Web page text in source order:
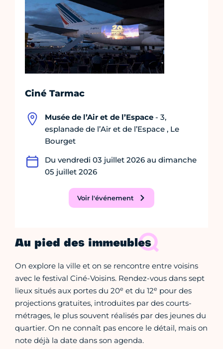
Ciné Tarmac
Musée de l’Air et de l’Espace - 3,
esplanade de l’Air et de l’Espace , Le
Bourget
Du vendredi 03 juillet 2026 au dimanche
05 juillet 2026
Voir l'événement
Au pied des immeubles
On explore la ville et on se rencontre entre voisins
avec le festival Ciné-Voisins. Rendez-vous dans sept
lieux situés aux portes du 20e et du 12e pour des
projections gratuites, introduites par des courts-
métrages, le plus souvent réalisés par des jeunes du
quartier. On ne connaît pas encore le détail, mais on
note déjà la date dans son agenda.